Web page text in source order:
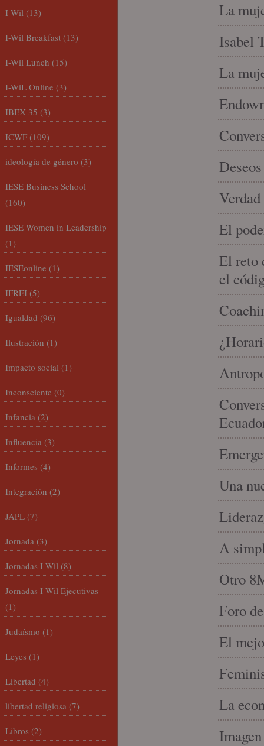
La
Isabel
La
El
El reto
el
Una
A
Otro
Foro
El
La
I-Wil (13)
I-Wil Breakfast (13)
I-Wil Lunch (15)
I-WiL Online (3)
IBEX 35 (3)
ICWF (109)
ideología de género (3)
IESE Business School
(160)
IESE Women in Leadership
(1)
IESEonline (1)
IFREI (5)
Igualdad (96)
Ilustración (1)
Impacto social (1)
Inconsciente (0)
Infancia (2)
Influencia (3)
Informes (4)
Integración (2)
JAPL (7)
Jornada (3)
Jornadas I-Wil (8)
Jornadas I-Wil Ejecutivas
(1)
Judaísmo (1)
Leyes (1)
Libertad (4)
libertad religiosa (7)
Libros (2)